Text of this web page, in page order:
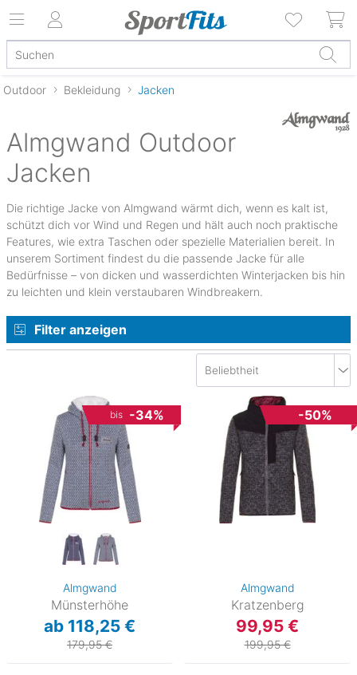
Outdoor Bekleidung Jacken
Almgwand Outdoor
Jacken
Die richtige Jacke von Almgwand wärmt dich, wenn es kalt ist,
schützt dich vor Wind und Regen und hält auch noch praktische
Features, wie extra Taschen oder spezielle Materialien bereit. In
unserem Sortiment findest du die passende Jacke für alle
Bedürfnisse – von dicken und wasserdichten Winterjacken bis hin
zu leichten und klein verstaubaren Windbreakern.
Filter anzeigen
bis -34%
Almgwand
Münsterhöhe
ab 118,25 €
179,95 €
-50%
Almgwand
Kratzenberg
99,95 €
199,95 €